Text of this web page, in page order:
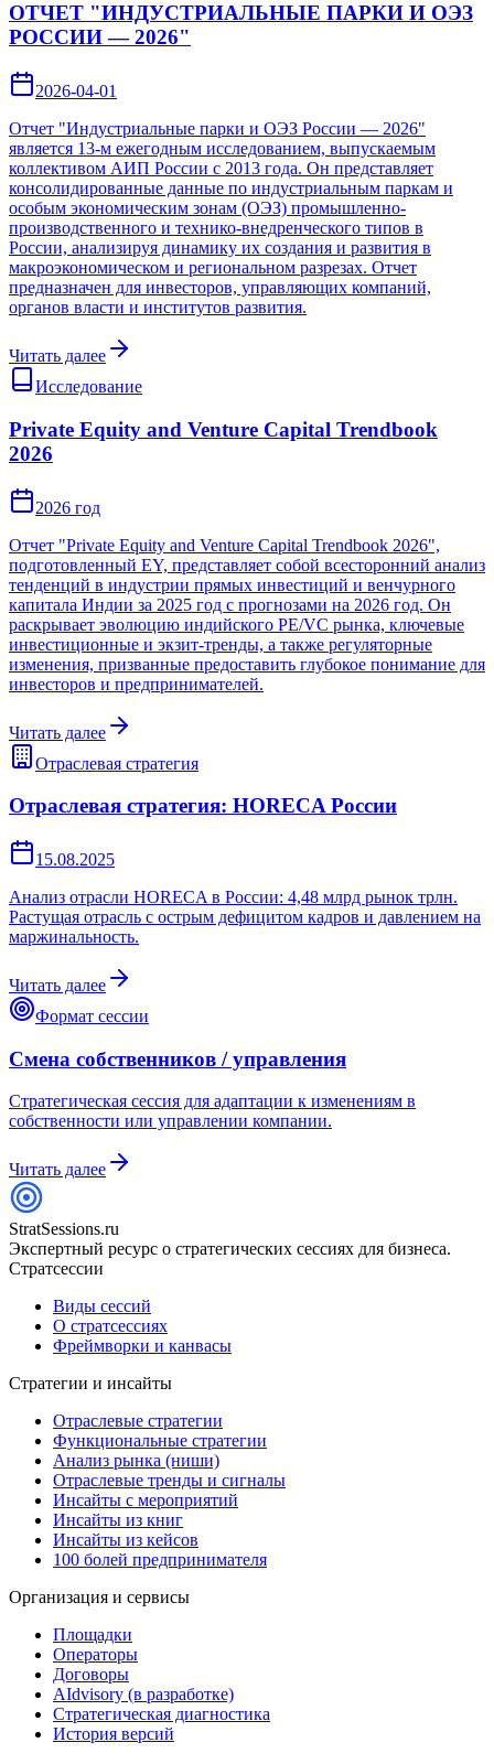
ОТЧЕТ "ИНДУСТРИАЛЬНЫЕ ПАРКИ И ОЭЗ
РОССИИ — 2026"
2026-04-01
Отчет "Индустриальные парки и ОЭЗ России — 2026"
является 13-м ежегодным исследованием, выпускаемым
коллективом АИП России с 2013 года. Он представляет
консолидированные данные по индустриальным паркам и
особым экономическим зонам (ОЭЗ) промышленно-
производственного и технико-внедренческого типов в
России, анализируя динамику их создания и развития в
макроэкономическом и региональном разрезах. Отчет
предназначен для инвесторов, управляющих компаний,
органов власти и институтов развития.
Читать далее
Исследование
Private Equity and Venture Capital Trendbook
2026
2026 год
Отчет "Private Equity and Venture Capital Trendbook 2026",
подготовленный EY, представляет собой всесторонний анализ
тенденций в индустрии прямых инвестиций и венчурного
капитала Индии за 2025 год с прогнозами на 2026 год. Он
раскрывает эволюцию индийского PE/VC рынка, ключевые
инвестиционные и экзит-тренды, а также регуляторные
изменения, призванные предоставить глубокое понимание для
инвесторов и предпринимателей.
Читать далее
Отраслевая стратегия
Отраслевая стратегия: HORECA России
15.08.2025
Анализ отрасли HORECA в России: 4,48 млрд рынок трлн.
Растущая отрасль с острым дефицитом кадров и давлением на
маржинальность.
Читать далее
Формат сессии
Смена собственников / управления
Стратегическая сессия для адаптации к изменениям в
собственности или управлении компании.
Читать далее
StratSessions.ru
Экспертный ресурс о стратегических сессиях для бизнеса.
Стратсессии
Виды сессий
О стратсессиях
Фреймворки и канвасы
Стратегии и инсайты
Отраслевые стратегии
Функциональные стратегии
Анализ рынка (ниши)
Отраслевые тренды и сигналы
Инсайты с мероприятий
Инсайты из книг
Инсайты из кейсов
100 болей предпринимателя
Организация и сервисы
Площадки
Операторы
Договоры
AIdvisory (в разработке)
Стратегическая диагностика
История версий